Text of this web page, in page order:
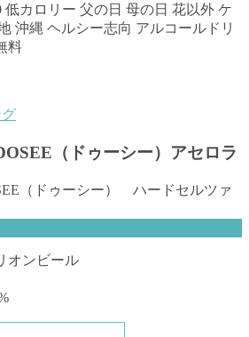
低カロリー 父の日 母の日 花以外 ケ
沖縄 ヘルシー志向 アルコールドリ
料
（ドゥーシー）アセロラ
オンビール